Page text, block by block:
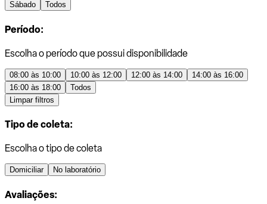
Sábado
Todos
Período:
Escolha o período que possui disponibilidade
08:00 às 10:00 10:00 às 12:00 12:00 às 14:00
14:00 às 16:00
16:00 às 18:00
Todos
Limpar filtros
Tipo de coleta:
Escolha o tipo de coleta
Domiciliar No laboratório
Avaliações: